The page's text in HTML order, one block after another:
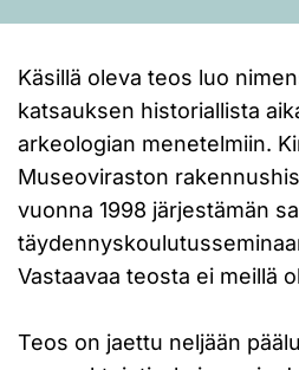
Käsillä oleva teos luo
katsauksen historiallista
arkeologian menetelmiin.
Museoviraston
vuonna 1998 järjestämän
Vastaavaa teosta ei meillä
Teos on jaettu neljään